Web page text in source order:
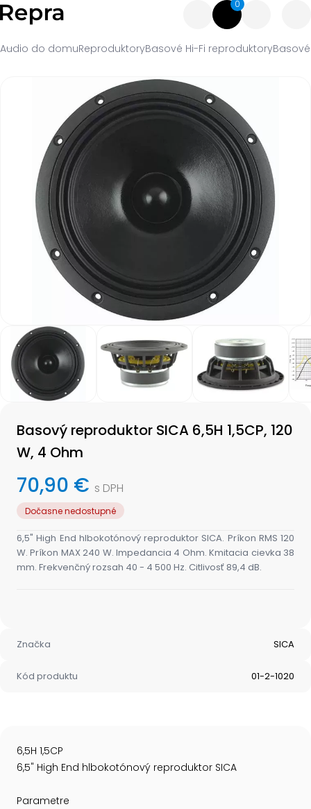
0
Audio do domuReproduktoryBasové Hi-Fi reproduktory
Basový reproduktor SICA 6,5H 1,5CP, 120
W, 4 Ohm
70,90 € s DPH
Dočasne nedostupné
6,5" High End hlbokotónový reproduktor SICA. Príkon RMS 120
W. Príkon MAX 240 W. Impedancia 4 Ohm. Kmitacia cievka 38
mm. Frekvenčný rozsah 40 - 4 500 Hz. Citlivosť 89,4 dB.
Značka SICA
Kód produktu 01-2-1020
6,5H 1,5CP
6,5" High End hlbokotónový reproduktor SICA
Parametre